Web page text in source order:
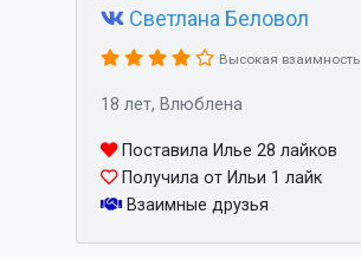
Светлана Беловол
Высокая взаимность
18 лет, Влюблена
Поставила Илье 28 лайков
Получила от Ильи 1 лайк
Взаимные друзья